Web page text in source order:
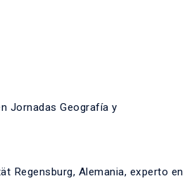
Jornadas Geografía y
Regensburg, Alemania, experto en